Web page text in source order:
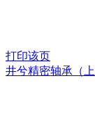
打印该页
井兮精密轴承（